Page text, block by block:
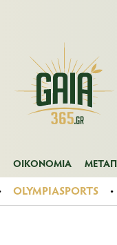
ΟΙΚΟΝΟΜΙΑ
OLYMPIASPORTS